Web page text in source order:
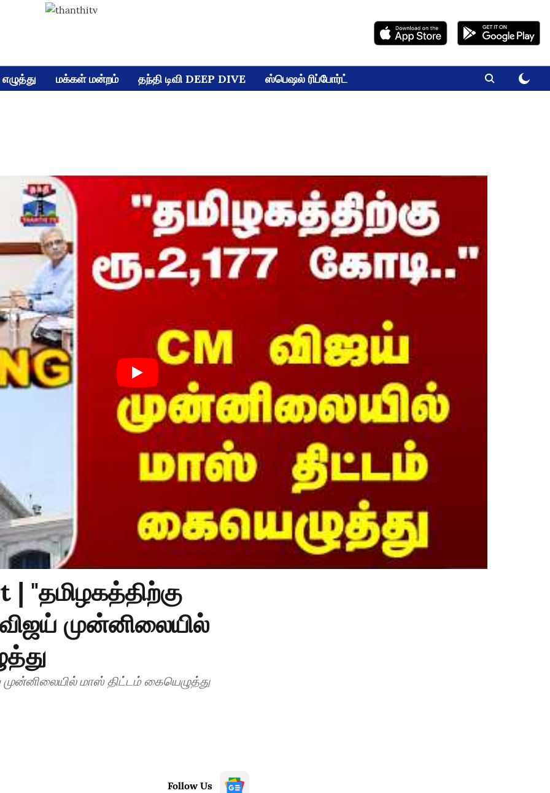
மக்கள் மன்றம் தந்தி டிவி DEEP DIVE ஸ்பெஷல் ரிப்போர்ட்
"தமிழகத்திற்கு
விஜய் முன்னிலையில்
முன்னிலையில் மாஸ் திட்டம் கையெழுத்து
Follow Us